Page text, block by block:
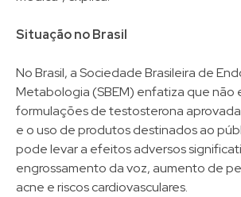
Situação no Brasil​
No Brasil, a Sociedade Brasileira de
Metabologia (SBEM) enfatiza que não
formulações de testosterona
e o uso de produtos destinados ao
pode levar a efeitos adversos
engrossamento da voz, aumento de
acne e riscos cardiovasculares.